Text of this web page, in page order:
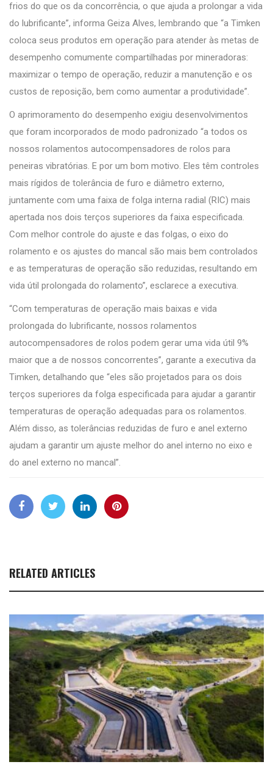
frios do que os da concorrência, o que ajuda a prolongar a vida
do lubrificante”, informa Geiza Alves, lembrando que “a Timken
coloca seus produtos em operação para atender às metas de
desempenho comumente compartilhadas por mineradoras:
maximizar o tempo de operação, reduzir a manutenção e os
custos de reposição, bem como aumentar a produtividade”.
O aprimoramento do desempenho exigiu desenvolvimentos
que foram incorporados de modo padronizado “a todos os
nossos rolamentos autocompensadores de rolos para
peneiras vibratórias. E por um bom motivo. Eles têm controles
mais rígidos de tolerância de furo e diâmetro externo,
juntamente com uma faixa de folga interna radial (RIC) mais
apertada nos dois terços superiores da faixa especificada.
Com melhor controle do ajuste e das folgas, o eixo do
rolamento e os ajustes do mancal são mais bem controlados
e as temperaturas de operação são reduzidas, resultando em
vida útil prolongada do rolamento”, esclarece a executiva.
“Com temperaturas de operação mais baixas e vida
prolongada do lubrificante, nossos rolamentos
autocompensadores de rolos podem gerar uma vida útil 9%
maior que a de nossos concorrentes”, garante a executiva da
Timken, detalhando que “eles são projetados para os dois
terços superiores da folga especificada para ajudar a garantir
temperaturas de operação adequadas para os rolamentos.
Além disso, as tolerâncias reduzidas de furo e anel externo
ajudam a garantir um ajuste melhor do anel interno no eixo e
do anel externo no mancal”.
RELATED ARTICLES